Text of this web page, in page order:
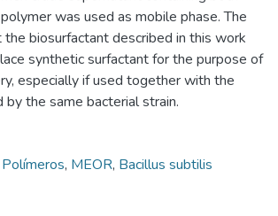
was used as mobile phase. The
biosurfactant described in this work
synthetic surfactant for the purpose of
especially if used together with the
by the same bacterial strain.
Polímeros, MEOR, Bacillus subtilis